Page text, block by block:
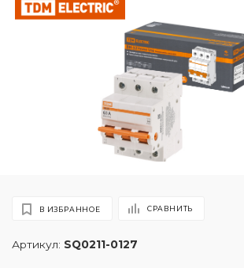
Артикул: SQ0211-0127
В ИЗБРАННОЕ СРАВНИТЬ